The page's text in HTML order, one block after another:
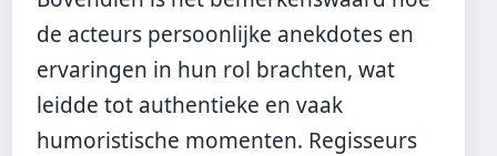
de acteurs persoonlijke anekdotes en
ervaringen in hun rol brachten, wat
leidde tot authentieke en vaak
humoristische momenten. Regisseurs